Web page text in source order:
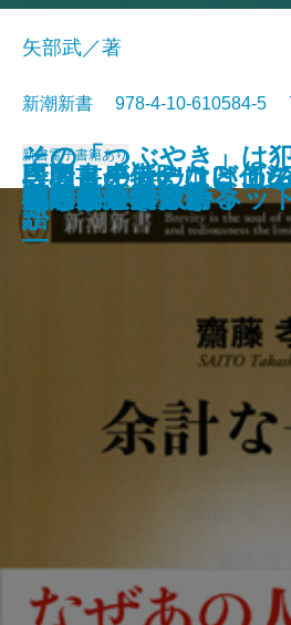
がん哲学外来へよう
情報の強者
10年後破綻する人、
ほめると子どもはダ
医者と患者のコミュ
論
患者さんに伝えたい
段取りの“段”はどこ
まいの語源楽―
墓と葬式の見積りを
会話のきっかけ
60歳からの生き方再
矢部武／著
新潮新書 978-4-10-610584-5
新書電子書籍あり
余計な一言
その「つぶやき」は
らないとマズいネッ
―
「ストーカー」は何
か
心を操る文章術
知的創造の作法
交通事故学
犯罪は予測できる
心づかいの技術
嘘の見抜き方
専門書が伝えない が
語